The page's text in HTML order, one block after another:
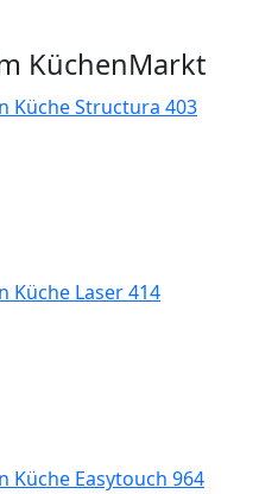
KüchenMarkt